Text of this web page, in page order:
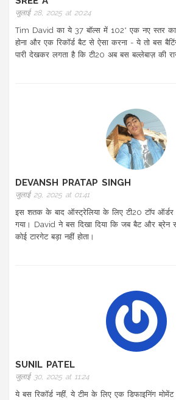
जुलाई 28, 2025 at 20:24
Tim David का ये 37 बॉल्स में 102* एक नए स्तर
होना और एक रिकॉर्ड बैट से ऐसा करना - ये तो बस
पारी देखकर लगता है कि टी20 अब बस बल्लेबाज़ की
DEVANSH PRATAP SINGH
जुलाई 29, 2025 at 01:41
इस शतक के बाद ऑस्ट्रेलिया के लिए टी20 टॉप ऑर्डर
गया। David ने बस दिखा दिया कि जब बैट और ब्रेन
कोई टारगेट बड़ा नहीं होता।
SUNIL PATEL
जुलाई 30, 2025 at 11:24
ये बस रिकॉर्ड नहीं, ये टीम के लिए एक डिफाइनिंग